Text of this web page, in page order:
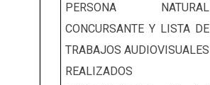
PERSONA NATURAL
CONCURSANTE Y LISTA DE
TRABAJOS AUDIOVISUALES
REALIZADOS